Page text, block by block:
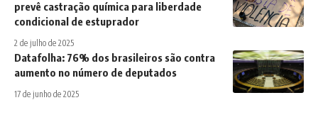
prevê castração química para liberdade
condicional de estuprador
2 de julho de 2025
Datafolha: 76% dos brasileiros são contra
aumento no número de deputados
17 de junho de 2025